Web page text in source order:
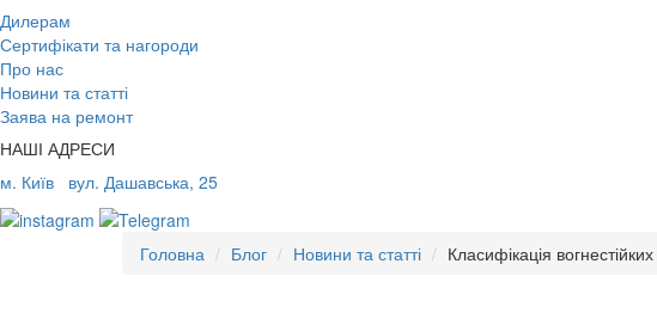
Дилерам
Сертифікати та нагороди
Про нас
Новини та статті
Заява на ремонт
НАШІ АДРЕСИ
м. Київ
вул. Дашавська, 25
Головна Блог Новини та статті Класифікація